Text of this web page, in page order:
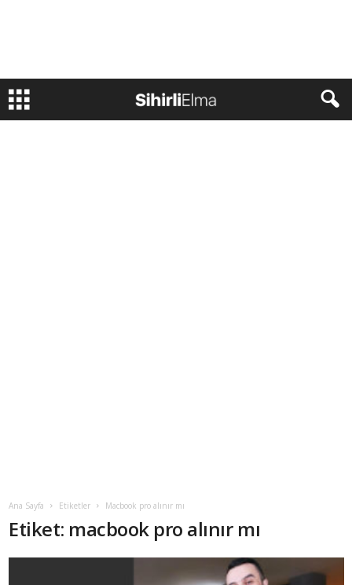
Ana Sayfa Etiketler Macbook pro alınır mı
Etiket: macbook pro alınır mı